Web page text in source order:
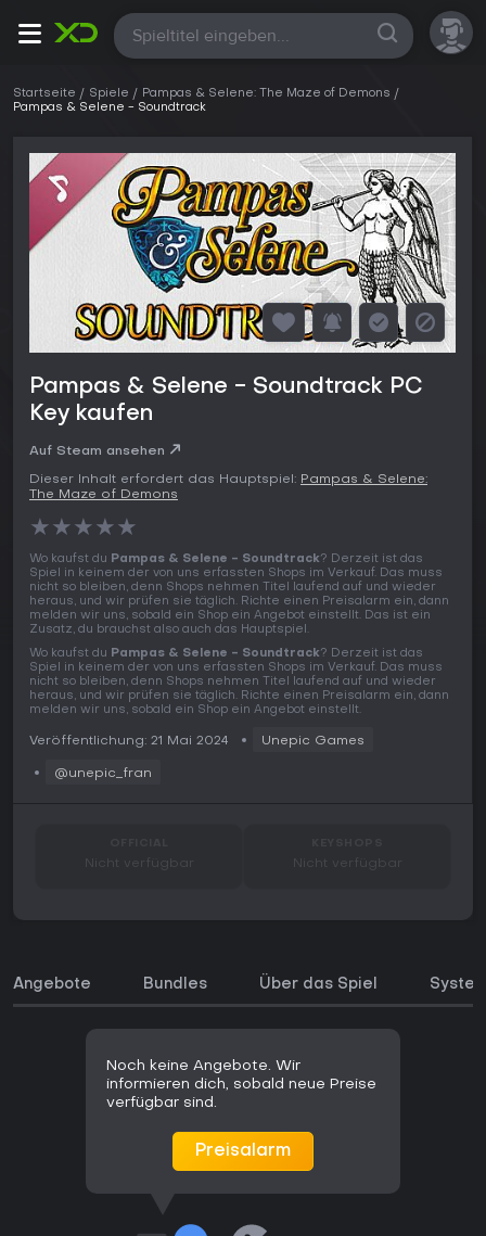
Alle
Startseite Spiele
Pampas & Selene: The Maze of Demons
Pampas & Selene - Soundtrack
Pampas & Selene - Soundtrack PC
Key kaufen
Auf Steam ansehen
Dieser Inhalt erfordert das Hauptspiel: Pampas & Selene:
The Maze of Demons
★★★★★
Wo kaufst du Pampas & Selene - Soundtrack? Derzeit ist das
Spiel in keinem der von uns erfassten Shops im Verkauf. Das muss
nicht so bleiben, denn Shops nehmen Titel laufend auf und wieder
heraus, und wir prüfen sie täglich. Richte einen Preisalarm ein, dann
melden wir uns, sobald ein Shop ein Angebot einstellt. Das ist ein
Zusatz, du brauchst also auch das Hauptspiel.
Wo kaufst du Pampas & Selene - Soundtrack? Derzeit ist das
Spiel in keinem der von uns erfassten Shops im Verkauf. Das muss
nicht so bleiben, denn Shops nehmen Titel laufend auf und wieder
heraus, und wir prüfen sie täglich. Richte einen Preisalarm ein, dann
melden wir uns, sobald ein Shop ein Angebot einstellt.
Veröffentlichung: 21 Mai 2024 Unepic Games
@unepic_fran
Nicht verfügbar Nicht verfügbar
Angebote Bundles Über das Spiel
Noch keine Angebote. Wir
informieren dich, sobald neue Preise
verfügbar sind.
Preisalarm